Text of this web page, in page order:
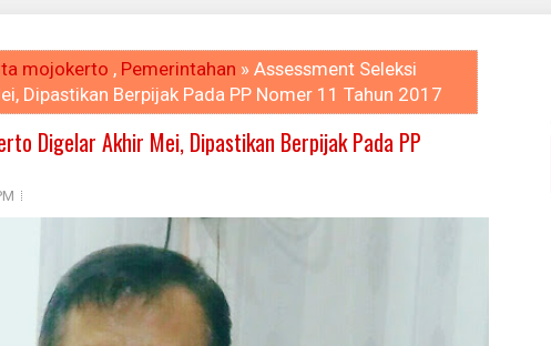
mojokerto , Pemerintahan » Assessment Seleksi
Dipastikan Berpijak Pada PP Nomer 11 Tahun 2017
Digelar Akhir Mei, Dipastikan Berpijak Pada PP